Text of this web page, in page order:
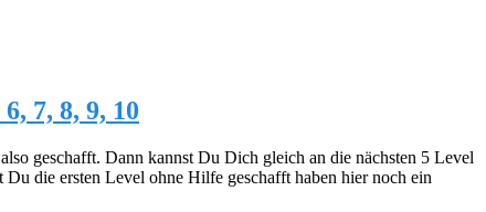
7, 8, 9, 10
geschafft. Dann kannst Du Dich gleich an die nächsten 5 Level
Du die ersten Level ohne Hilfe geschafft haben hier noch ein